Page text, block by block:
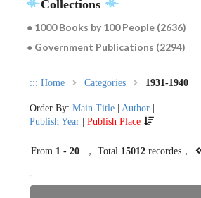
Collections
● 1000 Books by 100 People (2636)
● Government Publications (2294)
::: Home Categories 1931-1940
Order By: Main Title Author
Publish Year
Publish Place
From 1 - 20 .， Total 15012recordes，